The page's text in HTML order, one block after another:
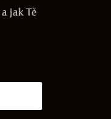
jak Tě